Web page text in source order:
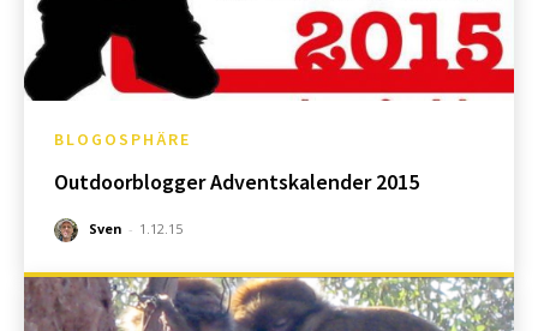
BLOGOSPHÄRE
Outdoorblogger Adventskalender 2015
Sven - 1.12.15